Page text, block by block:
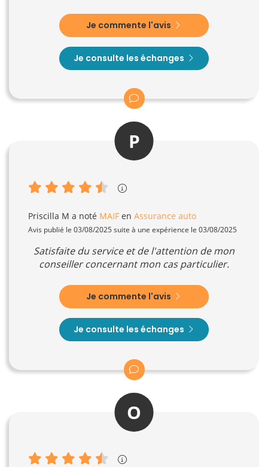
Je commente l'avis
Je consulte les échanges
P
Priscilla M a noté MAIF en Assurance auto
Avis publié le 03/08/2025 suite à une expérience le 03/08/2025
Satisfaite du service et de l'attention de mon
conseiller concernant mon cas particulier.
Je commente l'avis
Je consulte les échanges
O